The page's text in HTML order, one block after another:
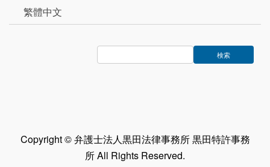
繁體中文
Copyright © 弁護士法人黒田法律事務所 黒田特許事務
所 All Rights Reserved.